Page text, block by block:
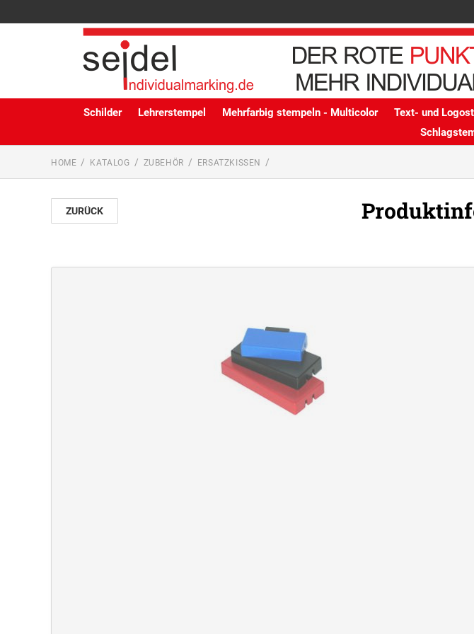
Schilder Lehrerstempel Mehrfarbig stempeln - Multicolor Text- und
HOME KATALOG ZUBEHÖR ERSATZKISSEN
ZURÜCK